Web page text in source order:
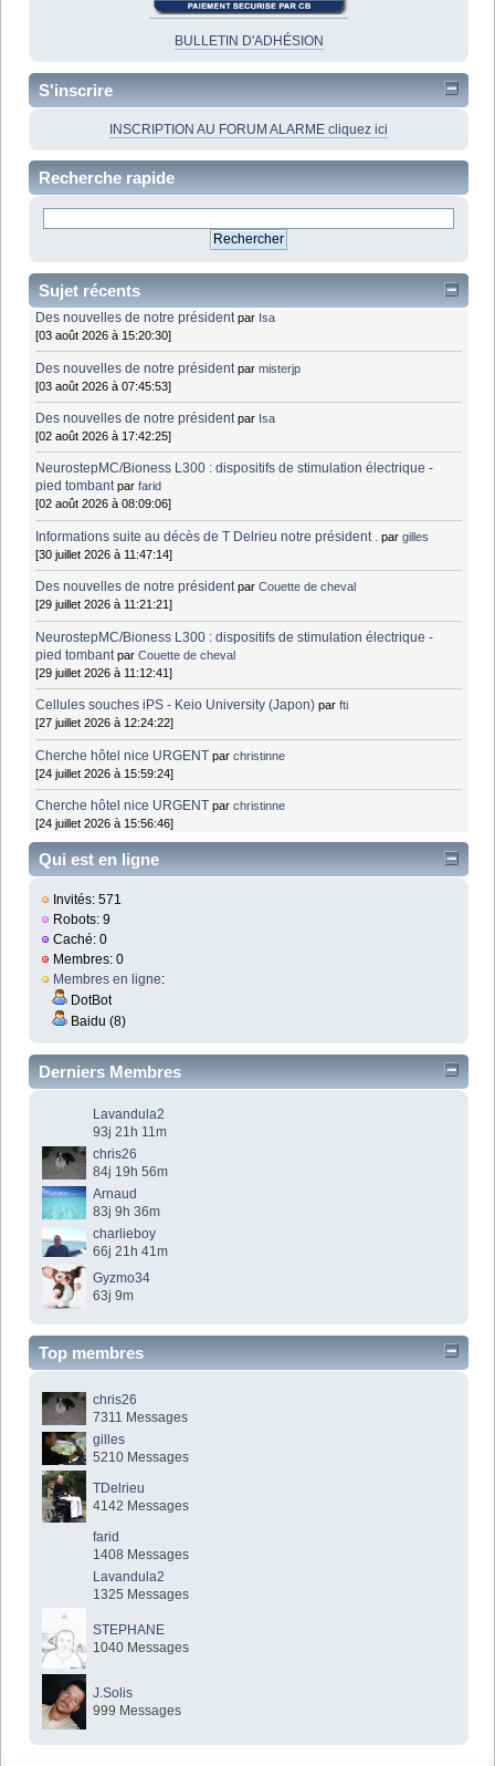
BULLETIN D'ADHÉSION
S'inscrire
INSCRIPTION AU FORUM ALARME cliquez ici
Recherche rapide
Sujet récents
Des nouvelles de notre président par Isa
[03 août 2026 à 15:20:30]
Des nouvelles de notre président parmisterjp
[03 août 2026 à 07:45:53]
Des nouvelles de notre président par Isa
[02 août 2026 à 17:42:25]
NeurostepMC/Bioness L300 : dispositifs de stimulation électrique -
pied tombant parfarid
[02 août 2026 à 08:09:06]
Informations suite au décès de T Delrieu notre président . pargilles
[30 juillet 2026 à 11:47:14]
Des nouvelles de notre président parCouette de cheval
[29 juillet 2026 à 11:21:21]
NeurostepMC/Bioness L300 : dispositifs de stimulation électrique -
pied tombant parCouette de cheval
[29 juillet 2026 à 11:12:41]
Cellules souches iPS - Keio University (Japon) parfti
[27 juillet 2026 à 12:24:22]
Cherche hôtel nice URGENT parchristinne
[24 juillet 2026 à 15:59:24]
Cherche hôtel nice URGENT parchristinne
[24 juillet 2026 à 15:56:46]
Qui est en ligne
Invités: 571
Robots: 9
Caché: 0
Membres: 0
Membres en ligne:
DotBot
Baidu (8)
Derniers Membres
Lavandula2
93j 21h 11m
chris26
84j 19h 56m
Arnaud
83j 9h 36m
charlieboy
66j 21h 41m
Gyzmo34
63j 9m
Top membres
chris26
7311 Messages
gilles
5210 Messages
TDelrieu
4142 Messages
farid
1408 Messages
Lavandula2
1325 Messages
STEPHANE
1040 Messages
J.Solis
999 Messages